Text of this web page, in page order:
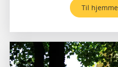
Til